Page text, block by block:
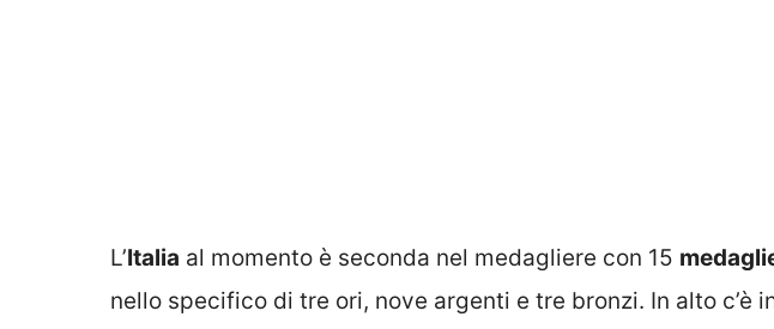
L’Italia al momento è seconda nel medagliere con 15
nello specifico di tre ori, nove argenti e tre bronzi. In alto c’è